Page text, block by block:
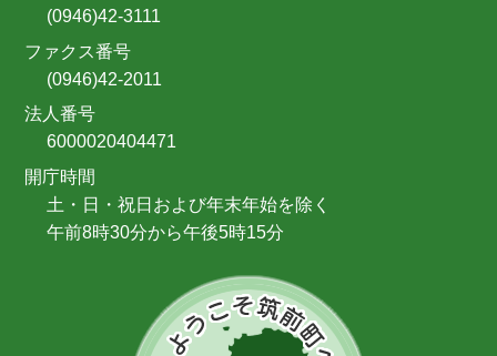
(0946)42-3111
ファクス番号
(0946)42-2011
法人番号
6000020404471
開庁時間
土・日・祝日および年末年始を除く
午前8時30分から午後5時15分